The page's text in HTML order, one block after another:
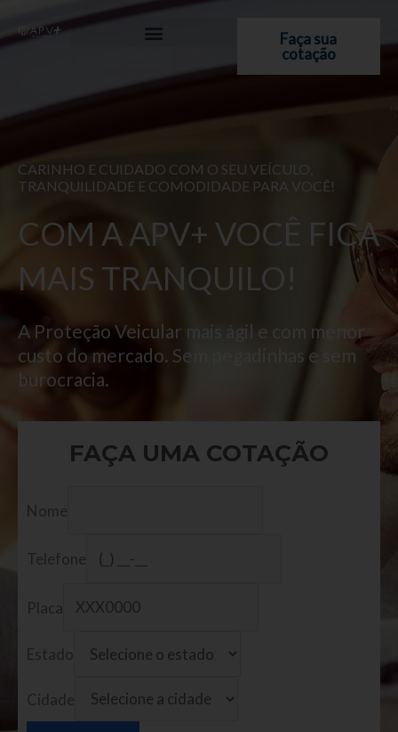
para
Faça sua
cotação
CARINHO E CUIDADO COM O SEU VEÍCULO,
TRANQUILIDADE E COMODIDADE PARA VOCÊ!
COM A APV+ VOCÊ FICA
MAIS TRANQUILO!
A Proteção Veicular mais ágil e com menor
custo do mercado. Sem pegadinhas e sem
burocracia.
FAÇA UMA COTAÇÃO
Nome
Telefone
Placa
Estado
Cidade